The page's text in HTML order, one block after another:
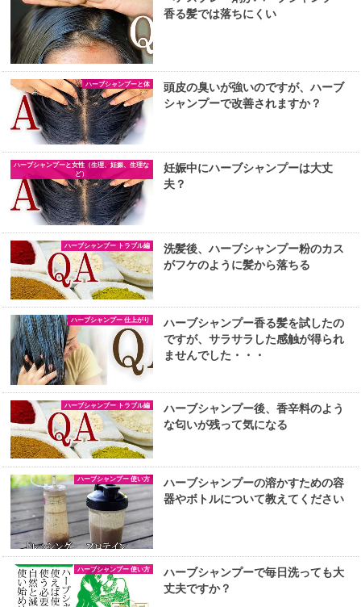
香る髪では落ちにくい
ハーブシャンプーと体
頭皮の臭いが強いのですが、ハーブ
シャンプーで改善されますか？
ハーブシャンプーと女性（生理、妊娠、生理な
ど）
妊娠中にハーブシャンプーは大丈
夫？
ハーブシャンプー トラブル編
洗髪後、ハーブシャンプー粉のカス
がフケのように髪から落ちる
ハーブシャンプー 仕上がり
ハーブシャンプー香る髪を試したの
ですが、サラサラした感触が得られ
ませんでした・・・
ハーブシャンプー トラブル編
ハーブシャンプー後、香辛料のよう
な匂いが残って気になる
ハーブシャンプー 使い方
ハーブシャンプーの溶かすための容
器やボトルについて教えてください
ハーブシャンプー 使い方
ハーブシャンプーで毎日洗っても大
丈夫ですか？